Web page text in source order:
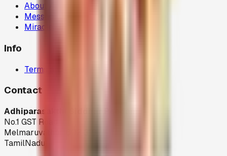
About Amma
Message
Miracles
Info
Terms and Condition
Contact
Adhiparasakthi Siddhar Peedam
No.1 GST Road,
Melmaruvathur-603 319
TamilNadu